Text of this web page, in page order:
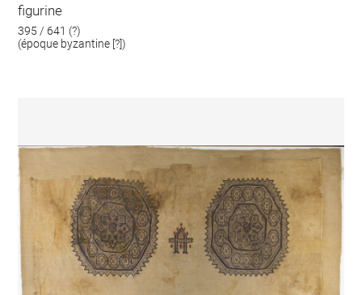
figurine
395 / 641 (?)
(époque byzantine [?])